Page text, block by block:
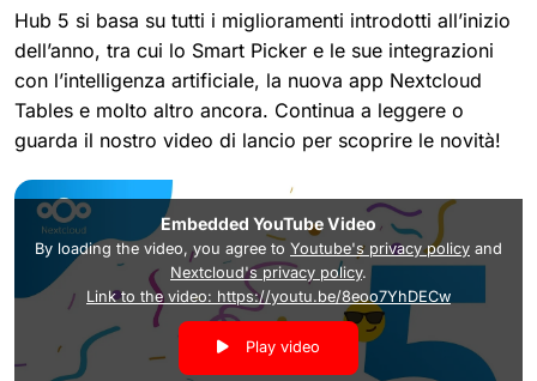
Hub 5 si basa su tutti i miglioramenti introdotti all’inizio
dell’anno, tra cui lo Smart Picker e le sue integrazioni
con l’intelligenza artificiale, la nuova app Nextcloud
Tables e molto altro ancora. Continua a leggere o
guarda il nostro video di lancio per scoprire le novità!
Embedded YouTube Video
By loading the video, you agree to Youtube's privacy policy and
Nextcloud's privacy policy.
Link to the video: https://youtu.be/8eoo7YhDECw
Play video